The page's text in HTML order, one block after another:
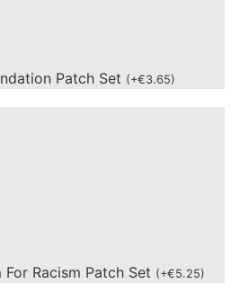
Patch Set (+€3.65)
Racism Patch Set (+€5.25)